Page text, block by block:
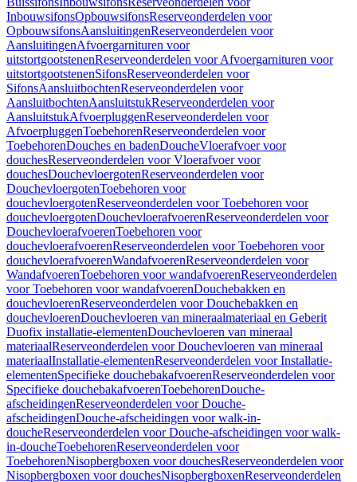
InbouwsifonsOpbouwsifonsReserveonderdelen voor
OpbouwsifonsAansluitingenReserveonderdelen voor
AansluitingenAfvoergarnituren voor
uitstortgootstenenReserveonderdelen voor Afvoergarnituren voor
uitstortgootstenenSifonsReserveonderdelen voor
SifonsAansluitbochtenReserveonderdelen voor
AansluitbochtenAansluitstukReserveonderdelen voor
AansluitstukAfvoerpluggenReserveonderdelen voor
AfvoerpluggenToebehorenReserveonderdelen voor
ToebehorenDouches en badenDoucheVloerafvoer voor
douchesReserveonderdelen voor Vloerafvoer voor
douchesDouchevloergotenReserveonderdelen voor
DouchevloergotenToebehoren voor
douchevloergotenReserveonderdelen voor Toebehoren voor
douchevloergotenDouchevloerafvoerenReserveonderdelen voor
DouchevloerafvoerenToebehoren voor
douchevloerafvoerenReserveonderdelen voor Toebehoren voor
douchevloerafvoerenWandafvoerenReserveonderdelen voor
WandafvoerenToebehoren voor wandafvoerenReserveonderdelen
voor Toebehoren voor wandafvoerenDouchebakken en
douchevloerenReserveonderdelen voor Douchebakken en
douchevloerenDouchevloeren van mineraalmateriaal en Geberit
Duofix installatie-elementenDouchevloeren van mineraal
materiaalReserveonderdelen voor Douchevloeren van mineraal
materiaalInstallatie-elementenReserveonderdelen voor Installatie-
elementenSpecifieke douchebakafvoerenReserveonderdelen voor
Specifieke douchebakafvoerenToebehorenDouche-
afscheidingenReserveonderdelen voor Douche-
afscheidingenDouche-afscheidingen voor walk-in-
doucheReserveonderdelen voor Douche-afscheidingen voor walk-
in-doucheToebehorenReserveonderdelen voor
ToebehorenNisopbergboxen voor douchesReserveonderdelen voor
Nisopbergboxen voor douchesNisopbergboxenReserveonderdelen